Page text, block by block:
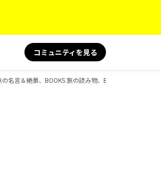
コミュニティを見る
名言＆絶景、BOOKS 旅の読み物、BOOKSのガイドブ